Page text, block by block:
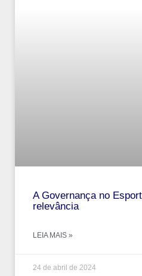
A Governança no
relevância
LEIA MAIS »
24 de abril de 2024